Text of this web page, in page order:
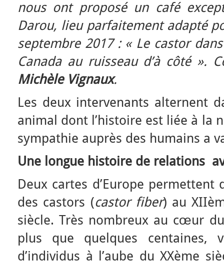
nous ont proposé un café
Darou, lieu parfaitement adapté
septembre 2017 : « Le castor
Canada au ruisseau d’à côté ».
Michèle Vignaux.
Les deux intervenants alternent
animal dont l’histoire est liée à la
sympathie auprès des humains a
Une longue histoire de relations
Deux cartes d’Europe permettent
des castors (castor fiber) au
siècle. Très nombreux au cœur
plus que quelques centaines,
d’individus à l’aube du XXème